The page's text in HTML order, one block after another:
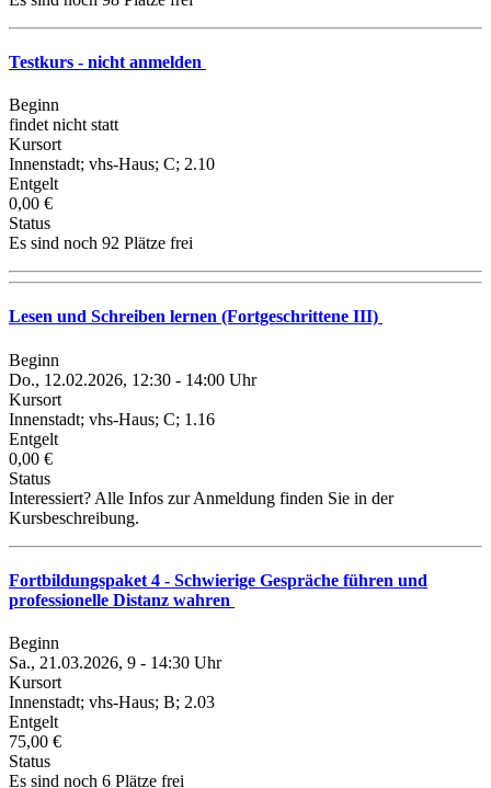
Testkurs - nicht anmelden
Beginn
findet nicht statt
Kursort
Innenstadt; vhs-Haus; C; 2.10
Entgelt
0,00 €
Status
Es sind noch 92 Plätze frei
Lesen und Schreiben lernen (Fortgeschrittene III)
Beginn
Do., 12.02.2026, 12:30 - 14:00 Uhr
Kursort
Innenstadt; vhs-Haus; C; 1.16
Entgelt
0,00 €
Status
Interessiert? Alle Infos zur Anmeldung finden Sie in der
Kursbeschreibung.
Fortbildungspaket 4 - Schwierige Gespräche führen und
professionelle Distanz wahren
Beginn
Sa., 21.03.2026, 9 - 14:30 Uhr
Kursort
Innenstadt; vhs-Haus; B; 2.03
Entgelt
75,00 €
Status
Es sind noch 6 Plätze frei